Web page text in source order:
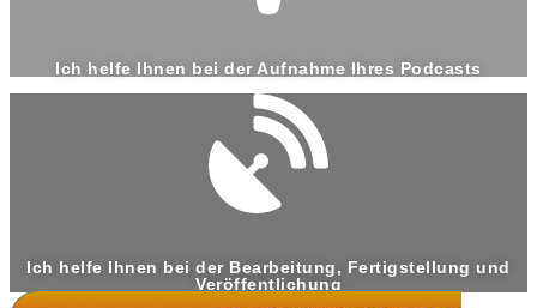
Ich helfe Ihnen bei der Aufnahme Ihres Podcasts
Ich helfe Ihnen bei der Bearbeitung, Fertigstellung und
Veröffentlichung